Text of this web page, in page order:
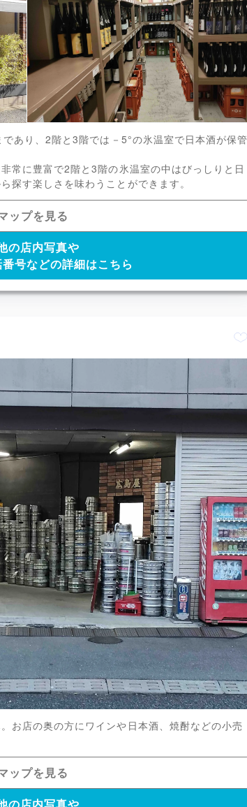
んさくの花、松の司、鳳凰
取り揃えられています。
あり、2階と3階では－5°の氷温室で日本酒が保管
常に豊富で2階と3階の氷温室の中はびっしりと日
探す楽しさを味わうことができます。
ップを見る
の店内写真や
号などの詳細はこちら
x1
お店の奥の方にワインや日本酒、焼酎などの小売
ップを見る
の店内写真や